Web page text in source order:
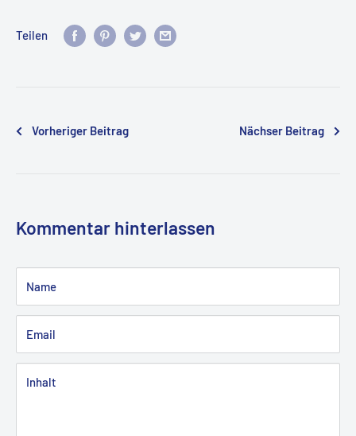
Teilen
Vorheriger Beitrag Nächser Beitrag
Kommentar hinterlassen
Name
Email
Inhalt